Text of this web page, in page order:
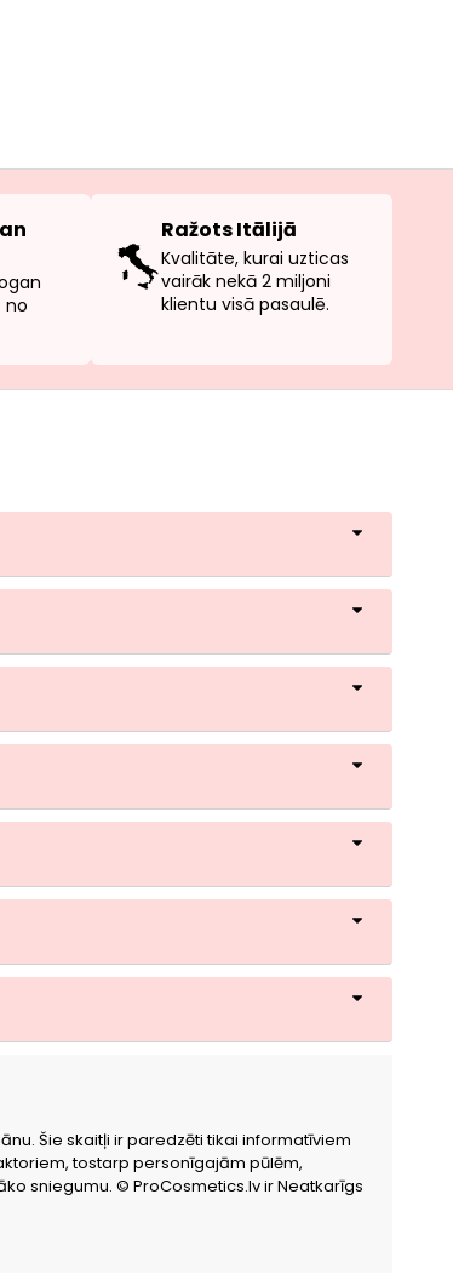
no
Ražots Itālijā
Kvalitāte, kurai uzticas
vairāk nekā 2 miljoni
klientu visā pasaulē.
Šie skaitļi ir paredzēti tikai informatīviem
tostarp personīgajām pūlēm,
sniegumu. © ProCosmetics.lv ir Neatkarīgs